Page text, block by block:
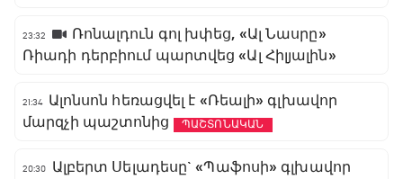
23:32
Ռոնալդուն գոլ խփեց, «Ալ Նասրը»
Ռիադի դերբիում պարտվեց «Ալ Հիլյալին»
21:34 Ալոնսոն հեռացվել է «Ռեալի» գլխավոր
մարզչի պաշտոնից
ՊԱՇՏՈՆԱԿԱՆ
20:30
Ալբերտ Սելադեսը` «Պաֆոսի» գլխավոր